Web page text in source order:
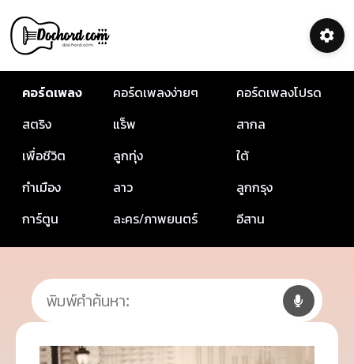
คอร์ดเพลง คอร์ดเพลงง่ายๆ
คอร์ดเพลงโปรด
สตริง
แร็พ
สากล
เพื่อชีวิต
ลูกทุ่ง
ใต้
กำเมือง
ลาว
ลูกกรุง
การ์ตูน
ละคร/ภาพยนตร์ อีสาน